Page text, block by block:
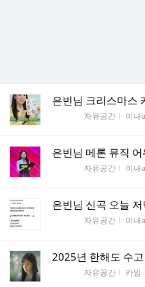
은빈님 크리스마스
자유공간 작성
이내
은빈님 메론 뮤직
자유공간 작성
이내
은빈님 신곡 오늘
자유공간 작성
이내
2025년 한해도 수
자유공간 작성자
카임